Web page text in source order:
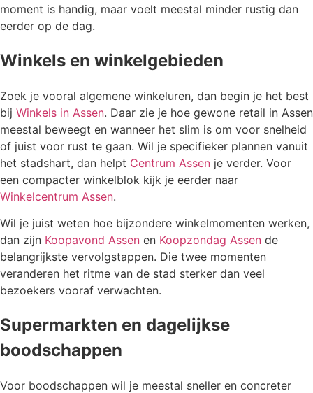
moment is handig, maar voelt meestal minder rustig dan
eerder op de dag.
Winkels en winkelgebieden
Zoek je vooral algemene winkeluren, dan begin je het best
bij Winkels in Assen. Daar zie je hoe gewone retail in Assen
meestal beweegt en wanneer het slim is om voor snelheid
of juist voor rust te gaan. Wil je specifieker plannen vanuit
het stadshart, dan helpt Centrum Assen je verder. Voor
een compacter winkelblok kijk je eerder naar
Winkelcentrum Assen.
Wil je juist weten hoe bijzondere winkelmomenten werken,
dan zijn Koopavond Assen en Koopzondag Assen de
belangrijkste vervolgstappen. Die twee momenten
veranderen het ritme van de stad sterker dan veel
bezoekers vooraf verwachten.
Supermarkten en dagelijkse
boodschappen
Voor boodschappen wil je meestal sneller en concreter